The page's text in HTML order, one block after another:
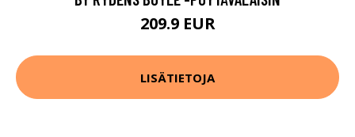
209.9 EUR
LISÄTIETOJA